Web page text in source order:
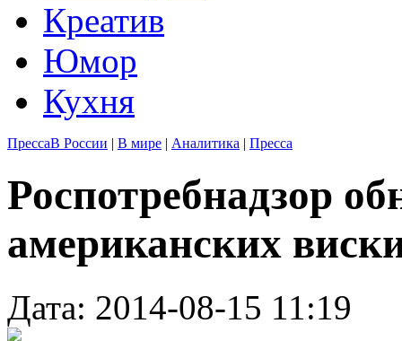
Креатив
Юмор
Кухня
ПрессаВ России | В мире | Аналитика | Пресса
Роспотребнадзор
американских
Дата: 2014-08-15 11:19